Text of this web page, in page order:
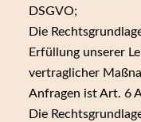
DSGVO;
Die
Erfüllung unserer
vertraglicher
Anfragen ist Art. 6
Die